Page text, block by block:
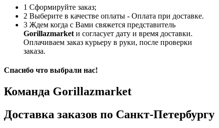
1 Сформируйте заказ;
2 Выберите в качестве оплаты - Оплата при доставке.
3 Ждем когда с Вами свяжется представитель
Gorillazmarket и согласует дату и время доставки.
Оплачиваем заказ курьеру в руки, после проверки
заказа.
Спасибо что выбрали нас!
Команда Gorillazmarket
Доставка заказов по Санкт-Петербургу